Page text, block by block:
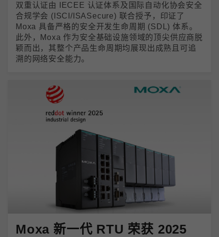
双重认证由 IECEE 认证体系及国际自动化协会安全
合规学会 (ISCI/ISASecure) 联合授予，印证了
Moxa 具备严格的安全开发生命周期 (SDL) 体系。
此外，Moxa 作为安全基础设施领域的顶尖供应商脱
颖而出，其整个产品生命周期均展现出成熟且可追
溯的网络安全能力。
Moxa 新一代 RTU 荣获 2025